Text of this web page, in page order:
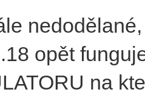
opět
na